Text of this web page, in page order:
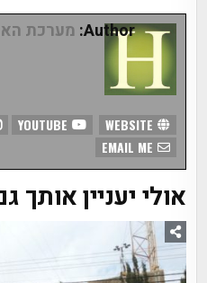
Author: מערכת
אולי יעניין אותך